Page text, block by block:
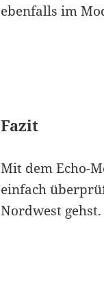
ebenfalls im
Fazit
Mit dem Echo-
einfach
Nordwest gehst.